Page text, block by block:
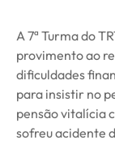
A 7ª Turma do
provimento ao
dificuldades
para insistir no
pensão vitalícia
sofreu acidente